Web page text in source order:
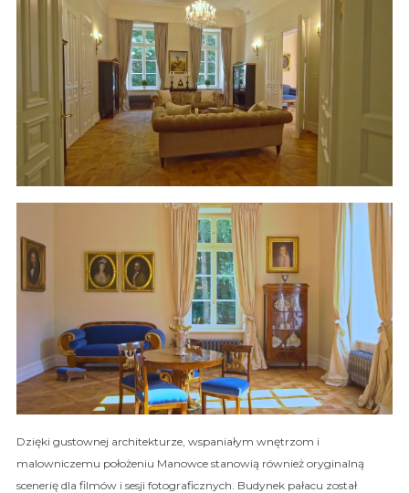
Dzięki gustownej architekturze, wspaniałym wnętrzom i
malowniczemu położeniu Manowce stanowią również oryginalną
scenerię dla filmów i sesji fotograficznych. Budynek pałacu został